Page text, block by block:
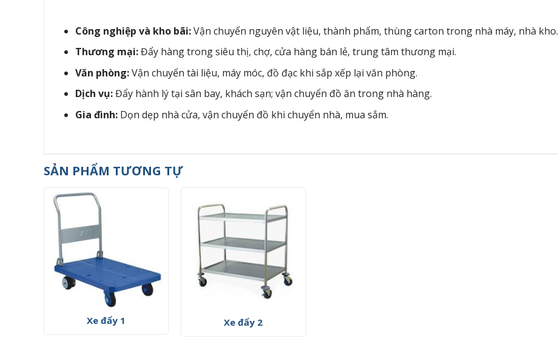
Công nghiệp và kho bãi:Vận chuyển nguyên vật liệu, thành phẩm, thùng carton trong nhà máy, nhà kho.
Thương mại:Đẩy hàng trong siêu thị, chợ, cửa hàng bán lẻ, trung tâm thương mại.
Văn phòng:Vận chuyển tài liệu, máy móc, đồ đạc khi sắp xếp lại văn phòng.
Dịch vụ:Đẩy hành lý tại sân bay, khách sạn; vận chuyển đồ ăn trong nhà hàng.
Gia đình:Dọn dẹp nhà cửa, vận chuyển đồ khi chuyển nhà, mua sắm.
SẢN PHẨM TƯƠNG TỰ
Xe đẩy 1 Xe đẩy 2